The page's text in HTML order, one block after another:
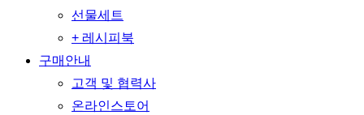
선물세트
+ 레시피북
구매안내
고객 및 협력사
온라인스토어